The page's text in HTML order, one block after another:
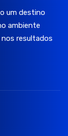
um destino
ambiente
resultados